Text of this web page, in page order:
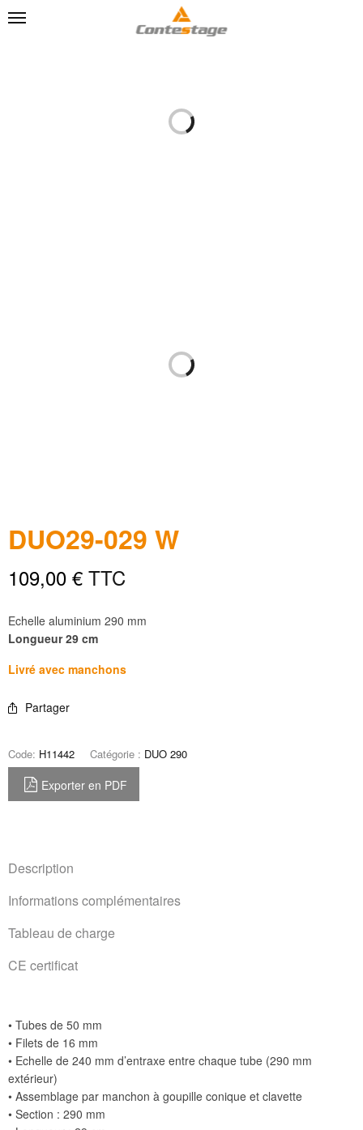
DUO29-029 W
109,00 € TTC
Echelle aluminium 290 mm
Longueur 29 cm
Livré avec manchons
Partager
Code: H11442 Catégorie : DUO 290
Exporter en PDF
Description
Informations complémentaires
Tableau de charge
CE certificat
• Tubes de 50 mm
• Filets de 16 mm
• Echelle de 240 mm d’entraxe entre chaque tube (290 mm
extérieur)
• Assemblage par manchon à goupille conique et clavette
• Section : 290 mm